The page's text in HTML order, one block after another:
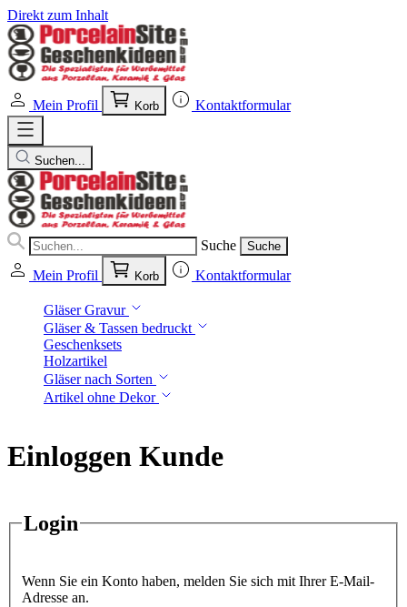
Direkt zum Inhalt
Mein Profil Korb Kontaktformular
Suchen...
Suche Suche
Mein Profil Korb Kontaktformular
Gläser Gravur
Gläser & Tassen bedruckt
Geschenksets
Holzartikel
Gläser nach Sorten
Artikel ohne Dekor
Einloggen Kunde
Login
Wenn Sie ein Konto haben, melden Sie sich mit Ihrer E-Mail-
Adresse an.